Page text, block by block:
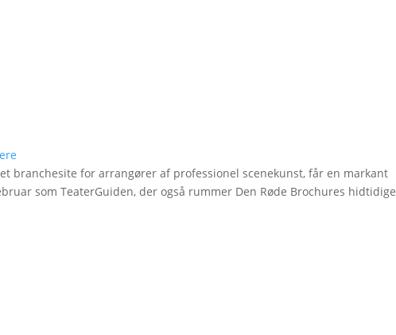
branchesite for arrangører af professionel scenekunst, får en markant
som TeaterGuiden, der også rummer Den Røde Brochures hidtidige